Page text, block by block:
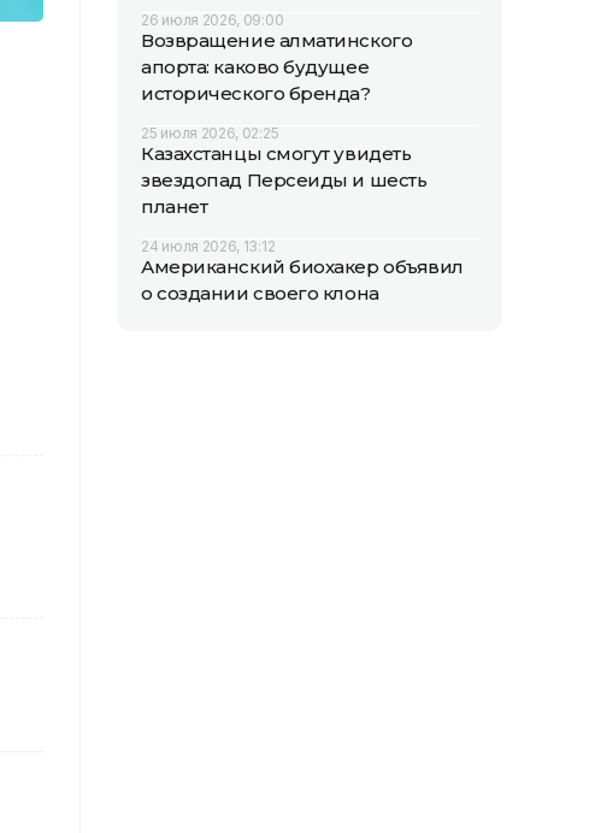
26 июля 2026, 09:00
Возвращение алматинского
апорта: каково будущее
исторического бренда?
25 июля 2026, 02:25
Казахстанцы смогут увидеть
звездопад Персеиды и шесть
планет
24 июля 2026, 13:12
Американский биохакер объявил
о создании своего клона